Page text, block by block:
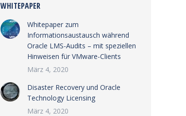
WHITEPAPER
Whitepaper zum
Informationsaustausch während
Oracle LMS-Audits – mit speziellen
Hinweisen für VMware-Clients
März 4, 2020
Disaster Recovery und Oracle
Technology Licensing
März 4, 2020